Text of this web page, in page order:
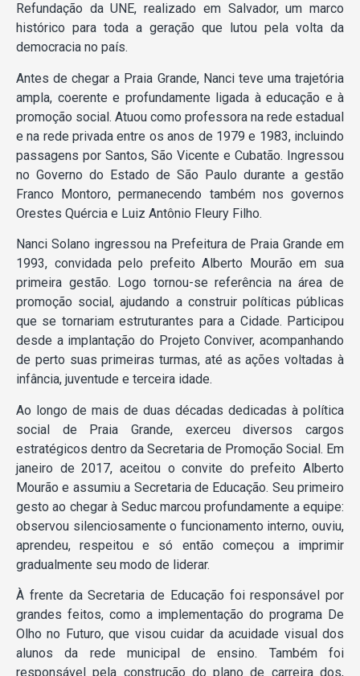
Refundação da UNE, realizado em Salvador, um marco
histórico para toda a geração que lutou pela volta da
democracia no país.
Antes de chegar a Praia Grande, Nanci teve uma trajetória
ampla, coerente e profundamente ligada à educação e à
promoção social. Atuou como professora na rede estadual
e na rede privada entre os anos de 1979 e 1983, incluindo
passagens por Santos, São Vicente e Cubatão. Ingressou
no Governo do Estado de São Paulo durante a gestão
Franco Montoro, permanecendo também nos governos
Orestes Quércia e Luiz Antônio Fleury Filho.
Nanci Solano ingressou na Prefeitura de Praia Grande em
1993, convidada pelo prefeito Alberto Mourão em sua
primeira gestão. Logo tornou-se referência na área de
promoção social, ajudando a construir políticas públicas
que se tornariam estruturantes para a Cidade. Participou
desde a implantação do Projeto Conviver, acompanhando
de perto suas primeiras turmas, até as ações voltadas à
infância, juventude e terceira idade.
Ao longo de mais de duas décadas dedicadas à política
social de Praia Grande, exerceu diversos cargos
estratégicos dentro da Secretaria de Promoção Social. Em
janeiro de 2017, aceitou o convite do prefeito Alberto
Mourão e assumiu a Secretaria de Educação. Seu primeiro
gesto ao chegar à Seduc marcou profundamente a equipe:
observou silenciosamente o funcionamento interno, ouviu,
aprendeu, respeitou e só então começou a imprimir
gradualmente seu modo de liderar.
À frente da Secretaria de Educação foi responsável por
grandes feitos, como a implementação do programa De
Olho no Futuro, que visou cuidar da acuidade visual dos
alunos da rede municipal de ensino. Também foi
responsável pela construção do plano de carreira dos,